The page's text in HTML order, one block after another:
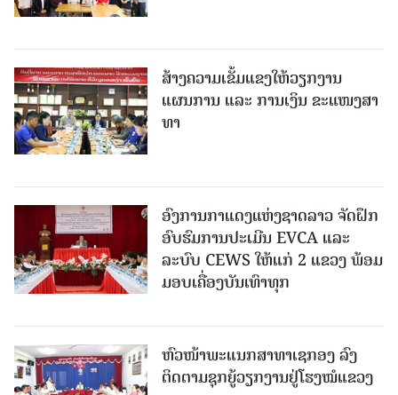
ສ້າງຄວາມເຂັ້ມແຂງໃຫ້ວຽກງານ
ແຜນການ ແລະ ການເງິນ ຂະແໜງສາ
ທາ
ອົງການກາແດງແຫ່ງຊາດລາວ ຈັດຝຶກ
ອົບຮົມການປະເມີນ EVCA ແລະ
ລະບົບ CEWS ໃຫ້ແກ່ 2 ແຂວງ ພ້ອມ
ມອບເຄື່ອງບັນເທົາທຸກ
ຫົວໜ້າພະແນກສາທາເຊກອງ ລົງ
ຕິດຕາມຊຸກຍູ້ວຽກງານຢູ່ໂຮງໝໍແຂວງ